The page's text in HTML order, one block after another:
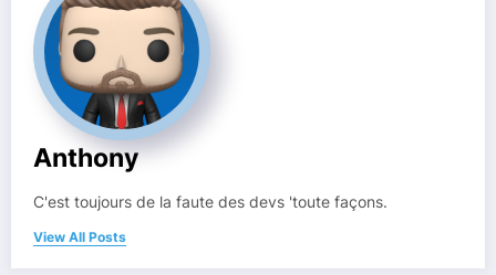
Anthony
C'est toujours de la faute des devs 'toute façons.
View All Posts